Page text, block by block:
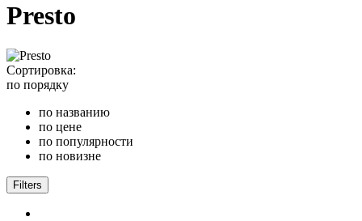
Presto
Сортировка:
по порядку
по названию
по цене
по популярности
по новизне
Filters